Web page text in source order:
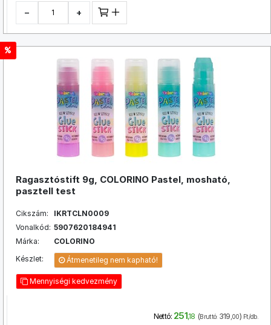
− +
Ragasztóstift 9g, COLORINO Pastel, mosható,
pasztell test
Cikszám:
IKRTCLN0009
Vonalkód: 5907620184941
Márka:
COLORINO
Készlet:
Átmenetileg nem kapható!
Mennyiségi kedvezmény
Nettó: 251,18 (Bruttó: 319,00) Ft/db.